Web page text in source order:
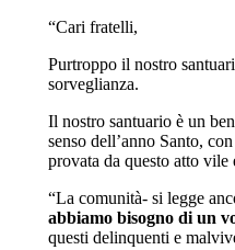
“Cari fratelli,
Purtroppo il nostro
sorveglianza.
Il nostro santuario è un
senso dell’anno Santo,
provata da questo atto vile
“La comunità- si legge
abbiamo bisogno di un
questi delinquenti e